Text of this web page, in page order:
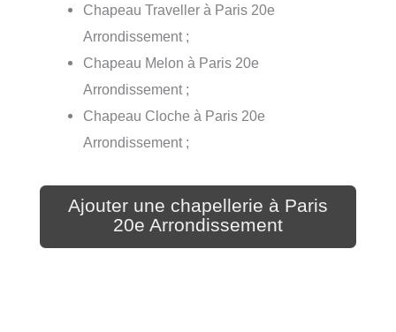
Chapeau Traveller à Paris 20e
Arrondissement ;
Chapeau Melon à Paris 20e
Arrondissement ;
Chapeau Cloche à Paris 20e
Arrondissement ;
Ajouter une chapellerie à Paris
20e Arrondissement